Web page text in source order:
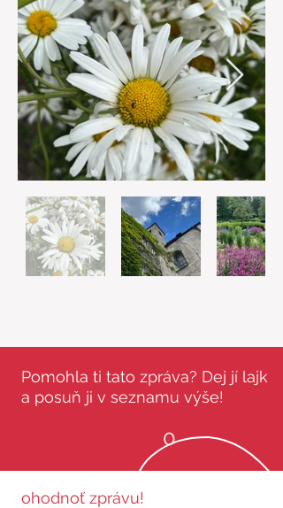
Pomohla ti tato zpráva? Dej jí lajk
a posuň ji v seznamu výše!
0
ohodnoť zprávu!